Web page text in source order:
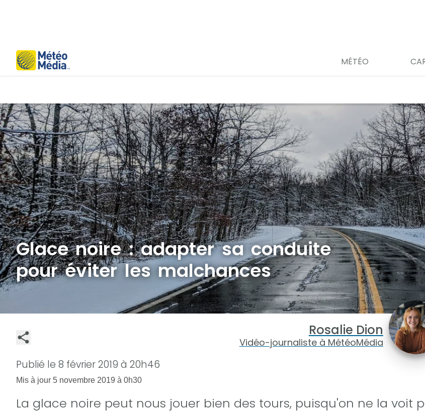
MÉTÉO
Glace noire : adapter sa conduite
pour éviter les malchances
Rosalie Dion
Vidéo-journaliste à MétéoMédia
Publié le 8 février 2019 à 20h46
Mis à jour 5 novembre 2019 à 0h30
La glace noire peut nous jouer bien des tours, puisqu'on ne la voit